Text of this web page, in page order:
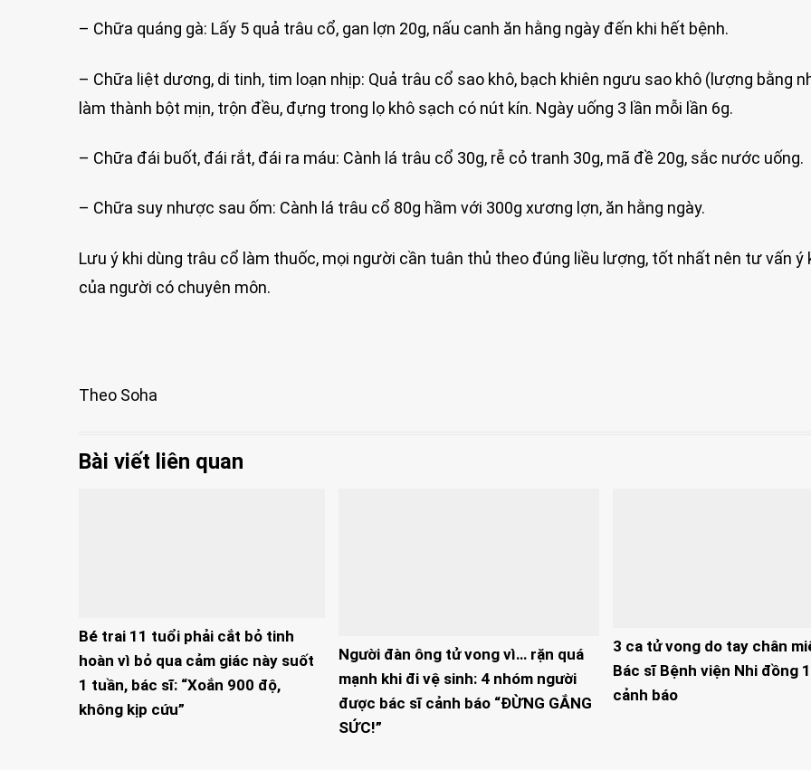
– Chữa quáng gà: Lấy 5 quả trâu cổ, gan lợn 20g, nấu canh ăn hằng ngày đến khi hết bệnh.
– Chữa liệt dương, di tinh, tim loạn nhịp: Quả trâu cổ sao khô, bạch khiên ngưu sao khô (lượng bằng
làm thành bột mịn, trộn đều, đựng trong lọ khô sạch có nút kín. Ngày uống 3 lần mỗi lần 6g.
– Chữa đái buốt, đái rắt, đái ra máu: Cành lá trâu cổ 30g, rễ cỏ tranh 30g, mã đề 20g, sắc nước uống.
– Chữa suy nhược sau ốm: Cành lá trâu cổ 80g hầm với 300g xương lợn, ăn hằng ngày.
Lưu ý khi dùng trâu cổ làm thuốc, mọi người cần tuân thủ theo đúng liều lượng, tốt nhất nên tư vấn ý
của người có chuyên môn.
Theo Soha
Bài viết liên quan
Bé trai 11 tuổi phải cắt bỏ tinh
hoàn vì bỏ qua cảm giác này suốt
1 tuần, bác sĩ: “Xoắn 900 độ,
không kịp cứu”
Người đàn ông tử vong vì… rặn quá
mạnh khi đi vệ sinh: 4 nhóm người
được bác sĩ cảnh báo “ĐỪNG GẮNG
SỨC!”
3 ca tử vong do tay chân
Bác sĩ Bệnh viện Nhi đồng
cảnh báo